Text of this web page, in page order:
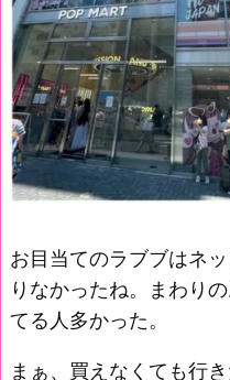
お目当てのラブブはネ
りなかったね。まわり
てる人多かった。
まぁ、買えなくても行